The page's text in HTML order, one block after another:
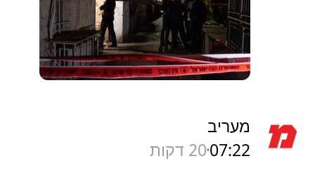
מעריב
07:2220 דקות